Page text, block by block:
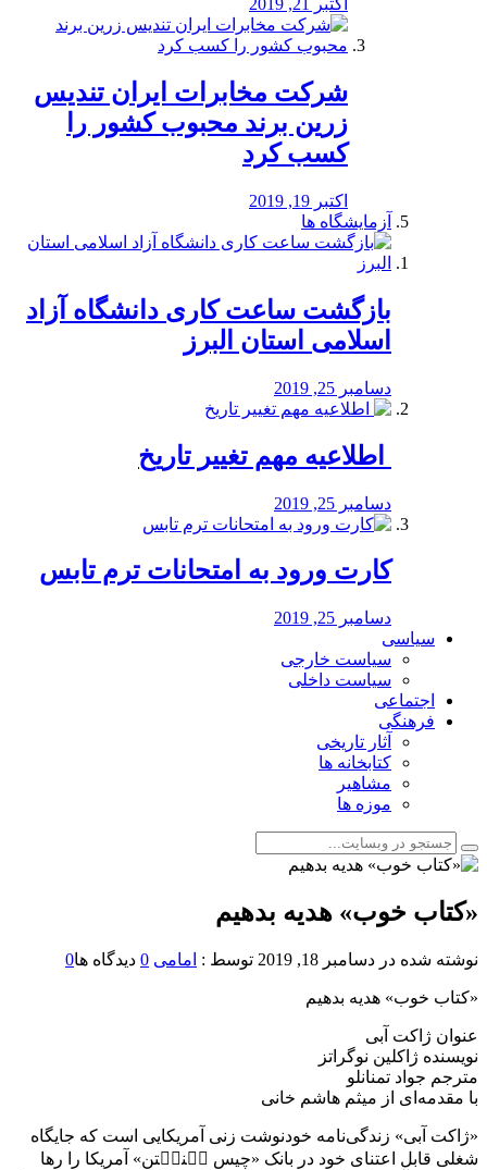
اکتبر 21, 2019
شرکت مخابرات ایران تندیس
زرین برند محبوب کشور را
کسب کرد
اکتبر 19, 2019
آزمایشگاه ها
بازگشت ساعت کاری دانشگاه آزاد
اسلامی استان البرز
دسامبر 25, 2019
️ اطلاعیه مهم تغییر تاریخ
دسامبر 25, 2019
کارت ورود به امتحانات ترم تابس
دسامبر 25, 2019
سیاسی
سیاست خارجی
سیاست داخلی
اجتماعی
فرهنگی
آثار تاریخی
کتابخانه ها
مشاهیر
موزه ها
«کتاب خوب» هدیه بدهیم
نوشته شده در دسامبر 18, 2019 توسط : امامی 0 دیدگاه ها0
«کتاب خوب» هدیه بدهیم
عنوان ژاکت آبی
نویسنده ژاکلین نوگراتز
مترجم جواد تمنانلو
با مقدمه‌ای از میثم هاشم خانی
«ژاکت آبی» زندگی‌نامه خودنوشت زنی آمریکایی است که جایگاه
شغلی قابل اعتنای خود در بانک «چیس مٙنهٙتن» آمریکا را رها